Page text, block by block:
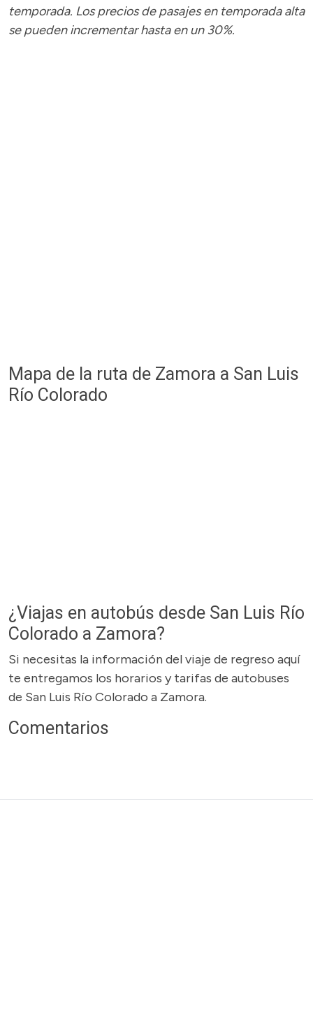
temporada. Los precios de pasajesen temporada alta
se pueden incrementar hasta en un 30%.
Mapa de la ruta de Zamora a San Luis
Río Colorado
¿Viajas en autobús desde San Luis Río
Colorado a Zamora?
Si necesitas la información del viaje de regreso aquí
te entregamos los horarios y tarifas de autobuses
de San Luis Río Colorado a Zamora.
Comentarios